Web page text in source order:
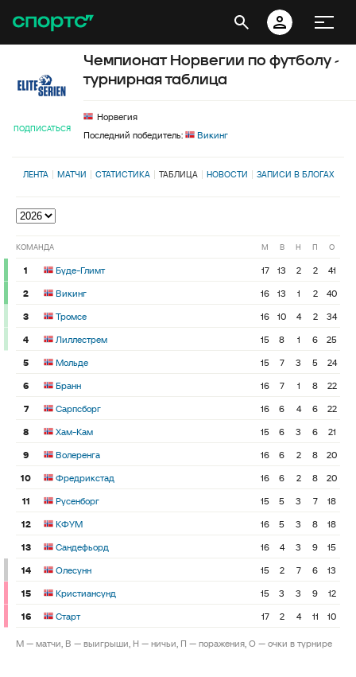
ПОДПИСАТЬСЯ
Чемпионат Норвегии по футболу -
турнирная таблица
Норвегия
Последний победитель:
Викинг
ЛЕНТА МАТЧИ СТАТИСТИКА ТАБЛИЦА НОВОСТИ ЗАПИСИ В БЛОГАХ
КОМАНДА М В Н П О
1 Буде-Глимт 17 13 2 2
41
2
Викинг 16 13 1 2
40
3
Тромсе 16 10 4 2
34
4
Лиллестрем 15 8 1 6
25
5
Мольде 15 7 3 5
24
6
Бранн 16 7 1 8
22
7
Сарпсборг 16 6 4 6
22
8
Хам-Кам 15 6 3 6
21
9
Волеренга 16 6 2 8
20
10
Фредрикстад 16 6 2 8
20
11
Русенборг 15 5 3 7
18
12
КФУМ 16 5 3 8
18
13
Сандефьорд 16 4 3 9
15
14
Олесунн 15 2 7 6
13
15
Кристиансунд 15 3 3 9
12
16
Старт 17 2 4 11 10
М — матчи, В — выигрыши, Н — ничьи, П — поражения, О — очки в турнире